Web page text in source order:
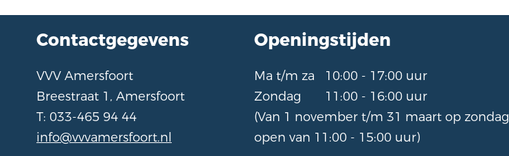
Contactgegevens
VVV Amersfoort
Breestraat 1, Amersfoort
T: 033-465 94 44
info@vvvamersfoort.nl
Openingstijden
Ma t/m za 10:00 - 17:00 uur
Zondag
11:00 - 16:00 uur
(Van 1 november t/m 31 maart op zondag
open van 11:00 - 15:00 uur)